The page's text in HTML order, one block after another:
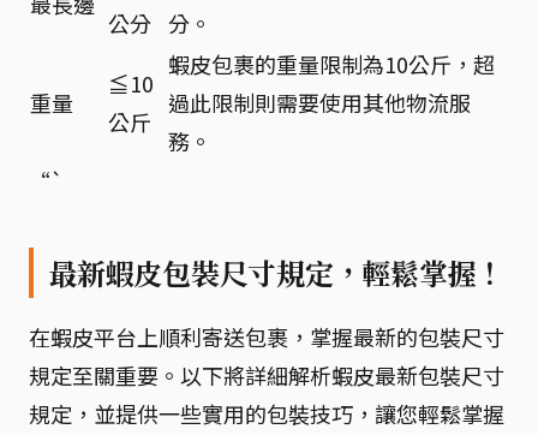
公分 分。
重量
≦10
公斤
蝦皮包裹的重量限制為10公斤，超
過此限制則需要使用其他物流服
務。
“`
最新蝦皮包裝尺寸規定，輕鬆掌握！
在蝦皮平台上順利寄送包裹，掌握最新的包裝尺寸
規定至關重要。以下將詳細解析蝦皮最新包裝尺寸
規定，並提供一些實用的包裝技巧，讓您輕鬆掌握